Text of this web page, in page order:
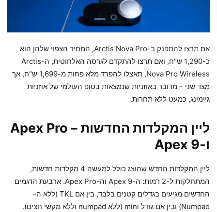
אם תרצו להתפנק ב-Arctis Nova Pro, המחיר הצפוי שלהן הוא
כ-1,290 ש"ח, ואם תרצו להתקדם לגרסה האלחוטית, ה-Arctis
Nova Pro Wireless, תאצלו להפרד מלא פחות מ-1,699 ש"ח, אך
מצד שני – מדובר באוזניות שנמצאות בטופ העולמי של אוזניות
גיימינג, כמעט ללא תחרות.
ליין המקלדות החדשות – Apex Pro
ו-Apex 9
ליין המקלדות החדש שהוצג כולל למעשה 4 מקלדות חדשות,
המתחלקות ל-2 רמות: ה-Apex 9 וה-Apex Pro. ארבעת הדגמים
החדשים מגיעים בגדלים קטנים בלבד, בין אם TKL (ללא ה-
Numpad) ובין אם גודל mini (ללא numpad וללא מקשי חצים).